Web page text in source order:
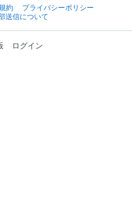
約
プライバシーポリシー
送信について
ログイン